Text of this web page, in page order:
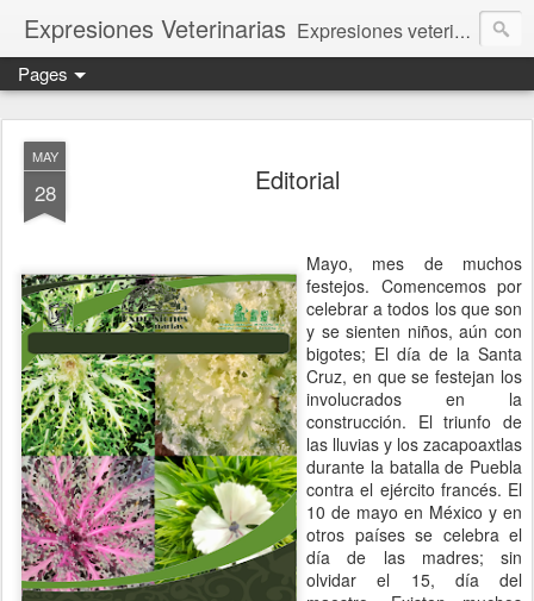
Expresiones Veterinarias Expresiones veterinarias es una publicación en linea de la biblioteca de la Facultad de Veterinaria y Zootecnia de la UNAM
Pages
MAY
28 Editorial
Mayo, mes de muchos
festejos. Comencemos por
celebrar a todos los que son
y se sienten niños, aún con
bigotes; El día de la Santa
Cruz, en que se festejan los
involucrados en la
construcción. El triunfo de
las lluvias y los zacapoaxtlas
durante la batalla de Puebla
contra el ejército francés. El
10 de mayo en México y en
otros países se celebra el
día de las madres; sin
olvidar el 15, día del